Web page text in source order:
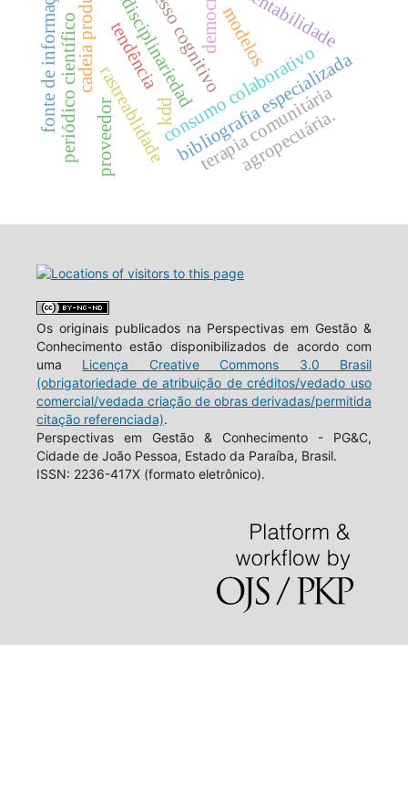
processo cognitivo
consumo colaborativo
bibliografia especializada
transdisciplinariedad
kdd terapia comunitária
cadeia produtivatendência
periódico científico
fonte de informação modelos
rastreablidade agropecuária.
proveedor
Os originais publicados na Perspectivas em Gestão &
Conhecimento estão disponibilizados de acordo com
uma Licença Creative Commons 3.0 Brasil
(obrigatoriedade de atribuição de créditos/vedado uso
comercial/vedada criação de obras derivadas/permitida
citação referenciada).
Perspectivas em Gestão & Conhecimento - PG&C,
Cidade de João Pessoa, Estado da Paraíba, Brasil.
ISSN: 2236-417X (formato eletrônico).